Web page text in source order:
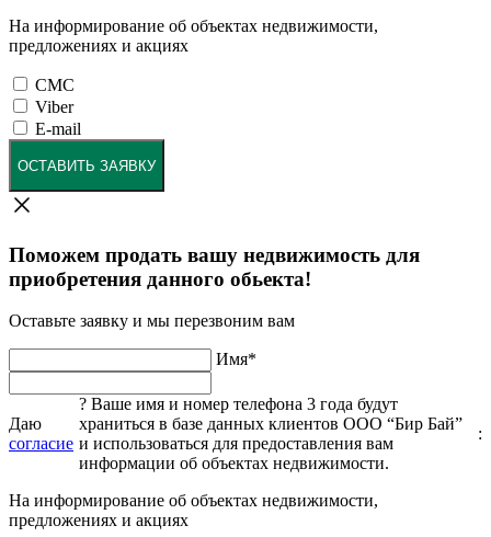
На информирование об объектах недвижимости,
предложениях и акциях
СМС
Viber
E-mail
ОСТАВИТЬ ЗАЯВКУ
Поможем продать вашу недвижимость для
приобретения данного обьекта!
Оставьте заявку и мы перезвоним вам
Имя*
Даю
согласие
? Ваше имя и номер телефона 3 года будут
храниться в базе данных клиентов ООО “Бир Бай”
и использоваться для предоставления вам
информации об объектах недвижимости.
:
На информирование об объектах недвижимости,
предложениях и акциях